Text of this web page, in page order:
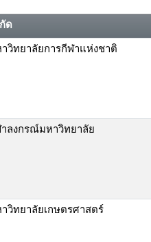
ด
วิทยาลัยการกีฬาแห่งชาติ
ลงกรณ์มหาวิทยาลัย
วิทยาลัยเกษตรศาสตร์